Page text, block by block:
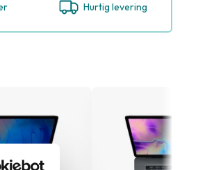
Hurtig levering